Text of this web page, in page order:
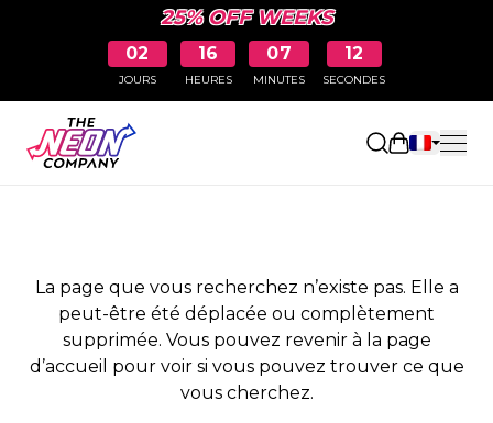
25% OFF WEEKS
02
JOURS
16
HEURES
07
MINUTES
12
SECONDES
Ouvrir le
PAGE NON TROUVÉE
La page que vous recherchez n’existe pas. Elle a
peut-être été déplacée ou complètement
supprimée. Vous pouvez revenir à la page
d’accueil pour voir si vous pouvez trouver ce que
vous cherchez.